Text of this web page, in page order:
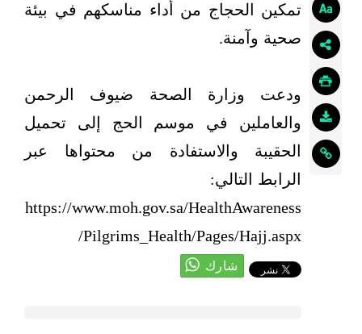
تمكين الحجاج من أداء مناسكهم في بيئة
صحية وآمنة.
ودعت وزارة الصحة ضيوف الرحمن
والعاملين في موسم الحج إلى تحميل
الحقيبة والاستفادة من محتواها عبر
الرابط التالي:
https://www.moh.gov.sa/HealthAwareness
/Pilgrims_Health/Pages/Hajj.aspx